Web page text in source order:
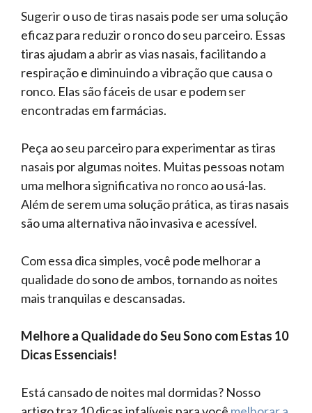
Sugerir o uso de tiras nasais pode ser uma solução
eficaz para reduzir o ronco do seu parceiro. Essas
tiras ajudam a abrir as vias nasais, facilitando a
respiração e diminuindo a vibração que causa o
ronco. Elas são fáceis de usar e podem ser
encontradas em farmácias.
Peça ao seu parceiro para experimentar as tiras
nasais por algumas noites. Muitas pessoas notam
uma melhora significativa no ronco ao usá-las.
Além de serem uma solução prática, as tiras nasais
são uma alternativa não invasiva e acessível.
Com essa dica simples, você pode melhorar a
qualidade do sono de ambos, tornando as noites
mais tranquilas e descansadas.
Melhore a Qualidade do Seu Sono com Estas 10
Dicas Essenciais!
Está cansado de noites mal dormidas? Nosso